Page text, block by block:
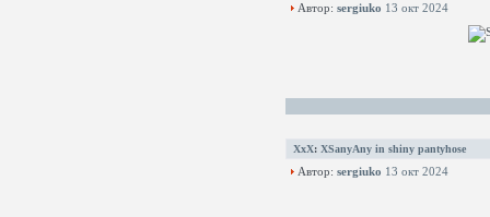
Автор: sergiuko 13 окт 2024
XxX: XSanyAny in shiny pantyhose
Автор: sergiuko 13 окт 2024